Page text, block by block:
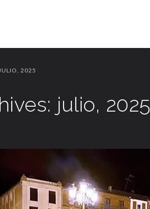
2025
julio, 2025